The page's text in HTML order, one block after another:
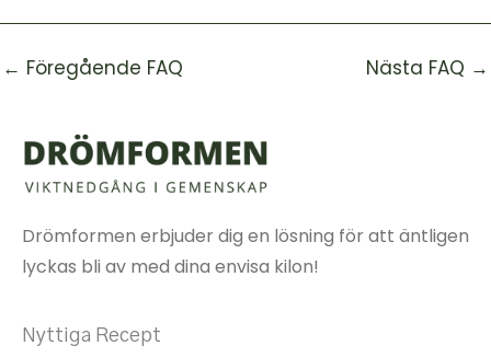
← Föregående FAQ Nästa FAQ →
Drömformen erbjuder dig en lösning för att äntligen
lyckas bli av med dina envisa kilon!
Nyttiga Recept